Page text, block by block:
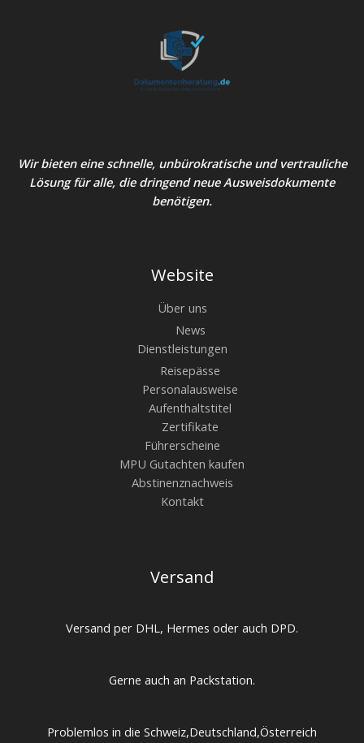
Wir bieten eine schnelle, unbürokratische und vertrauliche
Lösung für alle, die dringend neue Ausweisdokumente
benötigen.
Website
Über uns
News
Dienstleistungen
Reisepässe
Personalausweise
Aufenthaltstitel
Zertifikate
Führerscheine
MPU Gutachten kaufen
Abstinenznachweis
Kontakt
Versand
Versand per DHL, Hermes oder auch DPD.
Gerne auch an Packstation.
Problemlos in die Schweiz,Deutschland,Österreich